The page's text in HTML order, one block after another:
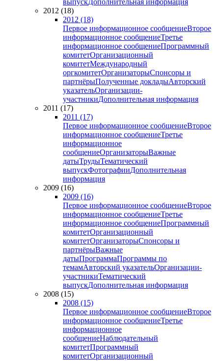
выпускДополнительная информация
2012 (18)
2012 (18)
Первое информационное сообщениеВторое
информационное сообщениеТретье
информационное сообщениеПрограммный
комитетОрганизационный
комитетМеждународный
оргкомитетОрганизаторыСпонсоры и
партнёрыПолученные докладыАвторский
указательОрганизации-
участникиДополнительная информация
2011 (17)
2011 (17)
Первое информационное сообщениеВторое
информационное сообщениеТретье
информационное
сообщениеОрганизаторыВажные
датыТрудыТематический
выпускФотографииДополнительная
информация
2009 (16)
2009 (16)
Первое информационное сообщениеВторое
информационное сообщениеТретье
информационное сообщениеПрограммный
комитетОрганизационный
комитетОрганизаторыСпонсоры и
партнёрыВажные
датыПрограммаПрограммы по
темамАвторский указательОрганизации-
участникиТематический
выпускДополнительная информация
2008 (15)
2008 (15)
Первое информационное сообщениеВторое
информационное сообщениеТретье
информационное
сообщениеНаблюдательный
комитетПрограммный
комитетОрганизационный